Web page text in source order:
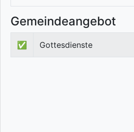
Gemeindeangebot
✅ Gottesdienste